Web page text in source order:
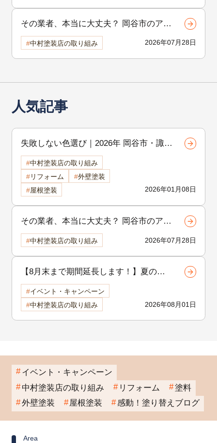
その業者、本当に大丈夫？ 岡谷市のア
パート外壁塗装で後悔しないための選び
方
2026年07月28日
中村塗装店の取り組み
人気記事
失敗しない色選び｜2026年 岡谷市・諏訪
市の外壁・屋根カラー人気ランキング
岡谷市の屋根・外壁塗装専門店が徹底解
説
2026年01月08日
中村塗装店の取り組み
リフォーム
外壁塗装
屋根塗装
その業者、本当に大丈夫？ 岡谷市のア
パート外壁塗装で後悔しないための選び
方
2026年07月28日
中村塗装店の取り組み
【8月末まで期間延長します！】夏の地
域感謝祭開催中！外壁・屋根リフォーム
をご検討中の方へ
2026年08月01日
イベント・キャンペーン
中村塗装店の取り組み
イベント・キャンペーン
中村塗装店の取り組み
リフォーム
塗料
外壁塗装
屋根塗装 感動！塗り替えブログ
Area